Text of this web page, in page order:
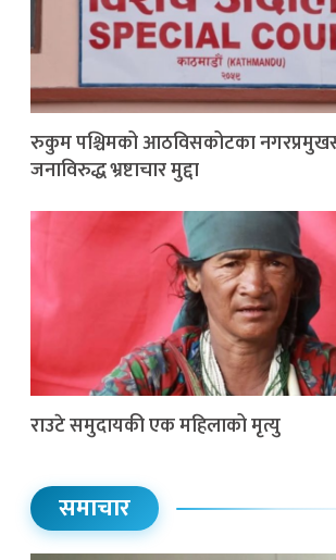
रुकुम पश्चिमको आठविसकोटका
जनाविरुद्ध भ्रष्टाचार मुद्दा
राउटे समुदायकी एक महिलाको मृत्यु
समाचार